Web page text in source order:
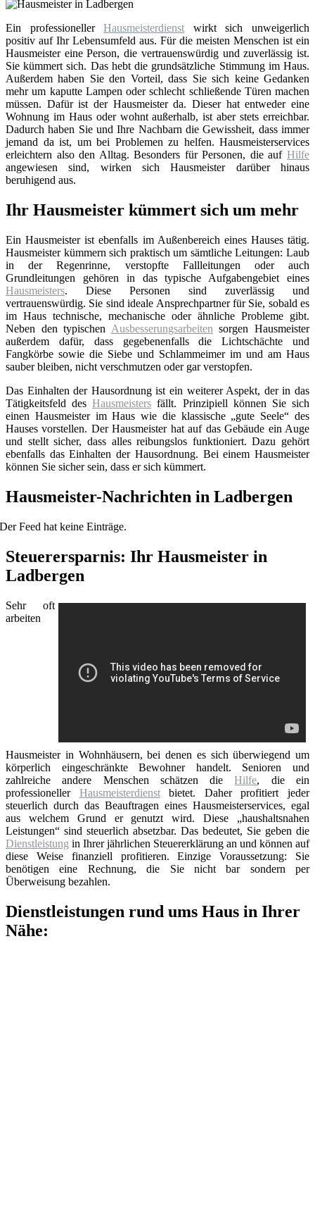
Ein professionellerHausmeisterdienst wirkt sich unweigerlich
positiv auf Ihr Lebensumfeld aus. Für die meisten Menschen ist ein
Hausmeister eine Person, die vertrauenswürdig und zuverlässig ist.
Sie kümmert sich. Das hebt die grundsätzliche Stimmung im Haus.
Außerdem haben Sie den Vorteil, dass Sie sich keine Gedanken
mehr um kaputte Lampen oder schlecht schließende Türen machen
müssen. Dafür ist der Hausmeister da. Dieser hat entweder eine
Wohnung im Haus oder wohnt außerhalb, ist aber stets erreichbar.
Dadurch haben Sie und Ihre Nachbarn die Gewissheit, dass immer
jemand da ist, um bei Problemen zu helfen. Hausmeisterservices
erleichtern also den Alltag. Besonders für Personen, die auf Hilfe
angewiesen sind, wirken sich Hausmeister darüber hinaus
beruhigend aus.
Ihr Hausmeister kümmert sich um mehr
Ein Hausmeister ist ebenfalls im Außenbereich eines Hauses tätig.
Hausmeister kümmern sich praktisch um sämtliche Leitungen: Laub
in der Regenrinne, verstopfte Fallleitungen oder auch
Grundleitungen gehören in das typische Aufgabengebiet eines
Hausmeisters. Diese Personen sind zuverlässig und
vertrauenswürdig. Sie sind ideale Ansprechpartner für Sie, sobald es
im Haus technische, mechanische oder ähnliche Probleme gibt.
Neben den typischen Ausbesserungsarbeiten sorgen Hausmeister
außerdem dafür, dass gegebenenfalls die Lichtschächte und
Fangkörbe sowie die Siebe und Schlammeimer im und am Haus
sauber bleiben, nicht verschmutzen oder gar verstopfen.
Das Einhalten der Hausordnung ist ein weiterer Aspekt, der in das
Tätigkeitsfeld desHausmeisters fällt. Prinzipiell können Sie sich
einen Hausmeister im Haus wie die klassische „gute Seele“ des
Hauses vorstellen. Der Hausmeister hat auf das Gebäude ein Auge
und stellt sicher, dass alles reibungslos funktioniert. Dazu gehört
ebenfalls das Einhalten der Hausordnung. Bei einem Hausmeister
können Sie sicher sein, dass er sich kümmert.
Hausmeister-Nachrichten in Ladbergen
Der Feed hat keine Einträge.
Steuerersparnis: Ihr Hausmeister in
Ladbergen
Sehr oft
arbeiten
Hausmeister in Wohnhäusern, bei denen es sich überwiegend um
körperlich eingeschränkte Bewohner handelt. Senioren und
zahlreiche andere Menschen schätzen dieHilfe, die ein
professioneller Hausmeisterdienstbietet. Daher profitiert jeder
steuerlich durch das Beauftragen eines Hausmeisterservices, egal
aus welchem Grund er genutzt wird. Diese „haushaltsnahen
Leistungen“ sind steuerlich absetzbar. Das bedeutet, Sie geben die
Dienstleistung in Ihrer jährlichen Steuererklärung an und können auf
diese Weise finanziell profitieren. Einzige Voraussetzung: Sie
benötigen eine Rechnung, die Sie nicht bar sondern per
Überweisung bezahlen.
Dienstleistungen rund ums Haus in Ihrer
Nähe: